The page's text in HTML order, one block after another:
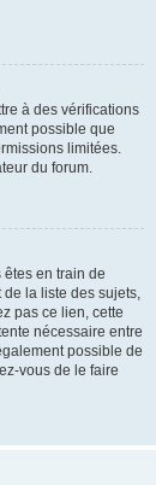
à des vérifications
possible que
limitées.
du forum.
en train de
la liste des sujets,
pas ce lien, cette
nécessaire entre
possible de
vous de le faire